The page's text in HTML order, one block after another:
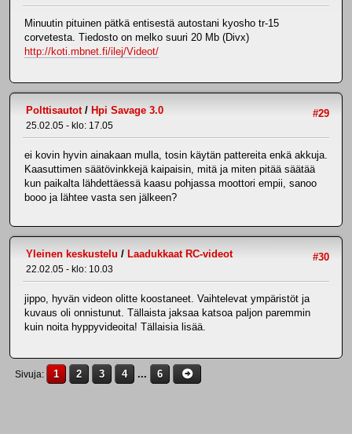
Minuutin pituinen pätkä entisestä autostani kyosho tr-15
corvetesta. Tiedosto on melko suuri 20 Mb (Divx)
http://koti.mbnet.fi/ilej/Videot/
#29
Polttisautot/ Hpi Savage 3.0
25.02.05 - klo: 17.05
ei kovin hyvin ainakaan mulla, tosin käytän pattereita enkä akkuja.
Kaasuttimen säätövinkkejä kaipaisin, mitä ja miten pitää säätää
kun paikalta lähdettäessä kaasu pohjassa moottori empii, sanoo
booo ja lähtee vasta sen jälkeen?
#30
Yleinen keskustelu / Laadukkaat RC-videot
22.02.05 - klo: 10.03
jippo, hyvän videon olitte koostaneet. Vaihtelevat ympäristöt ja
kuvaus oli onnistunut. Tällaista jaksaa katsoa paljon paremmin
kuin noita hyppyvideoita! Tällaisia lisää.
Sivuja 1 2 3 4 ... 6